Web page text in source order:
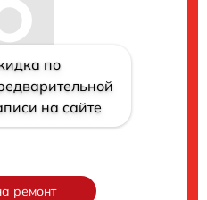
по
на сайте
ремонт